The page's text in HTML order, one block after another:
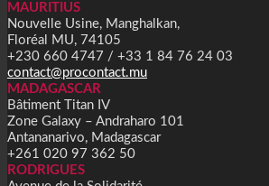
MAURITIUS
Nouvelle Usine, Manghalkan,
Floréal MU, 74105
+230 660 4747 / +33 1 84 76 24 03
contact@procontact.mu
MADAGASCAR
Bâtiment Titan IV
Zone Galaxy – Andraharo 101
Antananarivo, Madagascar
+261 020 97 362 50
RODRIGUES